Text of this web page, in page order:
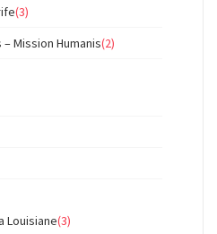
(3)
Mission Humanis(2)
Louisiane(3)